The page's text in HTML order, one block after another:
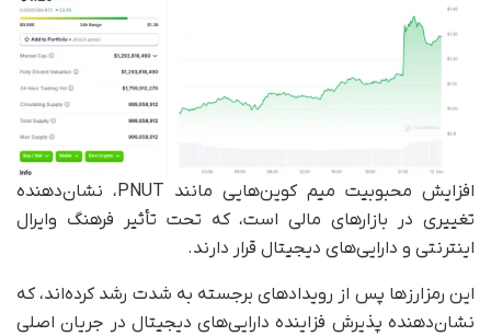
افزایش محبوبیت میم کوین‌هایی مانند PNUT، نشان‌دهنده
تغییری در بازارهای مالی است، که تحت تأثیر فرهنگ وایرال
اینترنتی و دارایی‌های دیجیتال قرار دارند.
این رمزارزها پس از رویدادهای برجسته به شدت رشد کرده‌اند، که
نشان‌دهنده پذیرش فزاینده دارایی‌های دیجیتال در جریان اصلی